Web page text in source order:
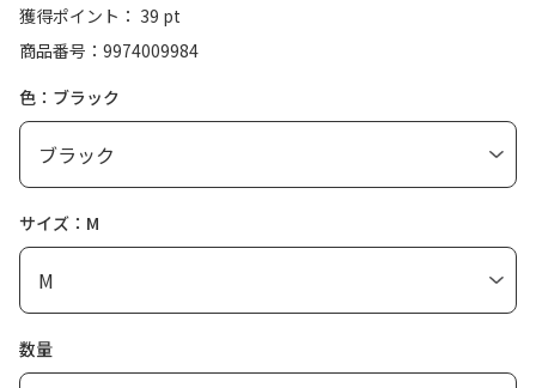
獲得ポイント： 39 pt
商品番号
9974009984
色：ブラック
サイズ：M
数量